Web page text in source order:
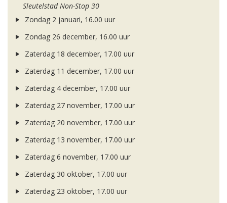
Sleutelstad Non-Stop 30
Zondag 2 januari, 16.00 uur
Zondag 26 december, 16.00 uur
Zaterdag 18 december, 17.00 uur
Zaterdag 11 december, 17.00 uur
Zaterdag 4 december, 17.00 uur
Zaterdag 27 november, 17.00 uur
Zaterdag 20 november, 17.00 uur
Zaterdag 13 november, 17.00 uur
Zaterdag 6 november, 17.00 uur
Zaterdag 30 oktober, 17.00 uur
Zaterdag 23 oktober, 17.00 uur